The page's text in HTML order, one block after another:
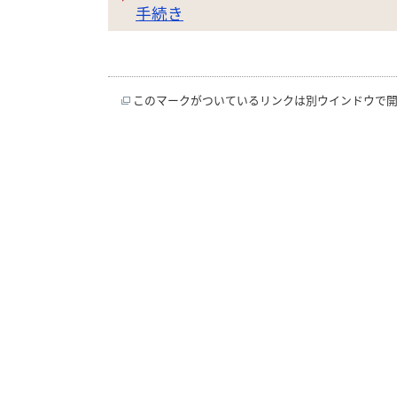
手続き
このマークがついているリンクは別ウインドウで